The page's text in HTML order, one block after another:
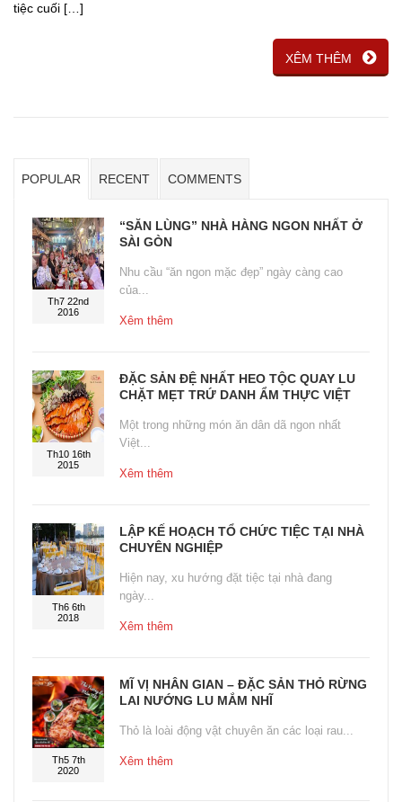
tiệc cuối […]
XÊM THÊM
POPULAR RECENT COMMENTS
Th7 22nd
2016
“SĂN LÙNG” NHÀ HÀNG NGON NHẤT Ở
SÀI GÒN
Nhu cầu “ăn ngon mặc đẹp” ngày càng cao
của...
Xêm thêm
Th10 16th
2015
ĐẶC SẢN ĐỆ NHẤT HEO TỘC QUAY LU
CHẶT MẸT TRỨ DANH ẨM THỰC VIỆT
Một trong những món ăn dân dã ngon nhất
Việt...
Xêm thêm
Th6 6th
2018
LẬP KẾ HOẠCH TỔ CHỨC TIỆC TẠI NHÀ
CHUYÊN NGHIỆP
Hiện nay, xu hướng đặt tiệc tại nhà đang
ngày...
Xêm thêm
Th5 7th
2020
MĨ VỊ NHÂN GIAN – ĐẶC SẢN THỎ RỪNG
LAI NƯỚNG LU MẮM NHĨ
Thỏ là loài động vật chuyên ăn các loại rau...
Xêm thêm